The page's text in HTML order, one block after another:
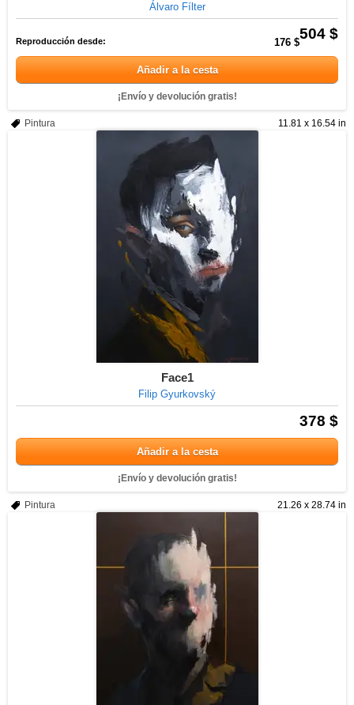
Álvaro Fílter
504 $
Reproducción desde: 176 $
Añadir a la cesta
¡Envío y devolución gratis!
11.81 x 16.54 in
Pintura
Face1
Filip Gyurkovský
378 $
Añadir a la cesta
¡Envío y devolución gratis!
21.26 x 28.74 in
Pintura